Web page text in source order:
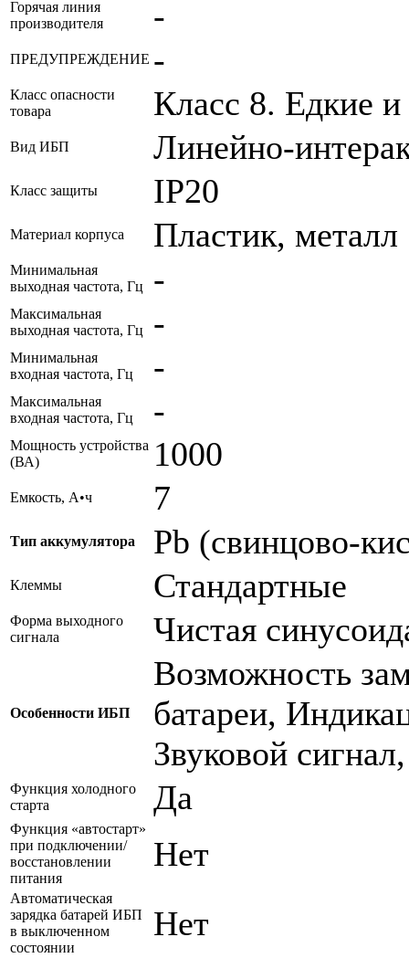
Горячая линия
производителя
-
ПРЕДУПРЕЖДЕНИЕ -
Класс опасности
товара
Класс 8. Едкие
Вид ИБП Линейно-
Класс защиты IP20
Материал корпуса Пластик, металл
Минимальная
выходная частота, Гц
-
Максимальная
выходная частота, Гц
-
Минимальная
входная частота, Гц
-
Максимальная
входная частота, Гц
-
Мощность устройства
(ВА)
1000
Емкость, А•ч 7
Тип аккумулятора Pb (свинцово-
Клеммы Стандартные
Форма выходного
сигнала
Чистая
Особенности ИБП
Возможность
батареи,
Звуковой
Функция холодного
старта
Да
Функция «автостарт»
при подключении/
восстановлении
питания
Нет
Автоматическая
зарядка батарей ИБП
в выключенном
состоянии
Нет